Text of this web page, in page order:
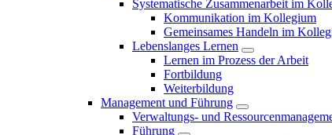
Systematische Zusammenarbeit im
Kommunikation im Kollegium
Gemeinsames Handeln im
Lebenslanges Lernen
Lernen im Prozess der Arbeit
Fortbildung
Weiterbildung
Management und Führung
Verwaltungs- und
Führung